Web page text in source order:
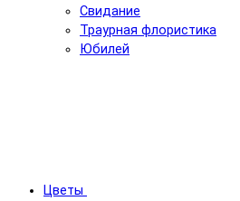
Свидание
Траурная флористика
Юбилей
Цветы